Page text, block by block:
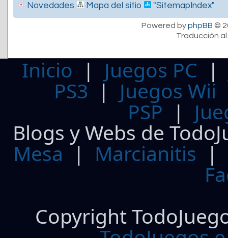
Novedades Mapa del sitio "SitemapIndex"
Powered byphpBB ©
Traducción
Inicio | Juegos PC
PS3| Juegos Wii
PSP |
Blogs y Webs de
Mesa | Marcianitis |
Copyright